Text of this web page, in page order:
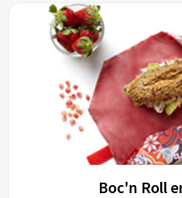
Boc'n Roll